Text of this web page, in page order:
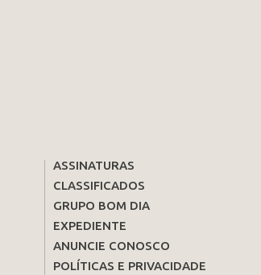
ASSINATURAS
CLASSIFICADOS
GRUPO BOM DIA
EXPEDIENTE
ANUNCIE CONOSCO
POLÍTICAS E PRIVACIDADE